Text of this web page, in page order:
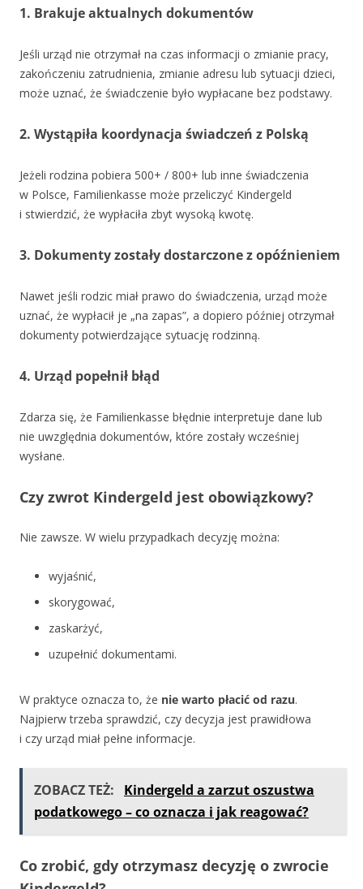
1. Brakuje aktualnych dokumentów
Jeśli urząd nie otrzymał na czas informacji o zmianie pracy,
zakończeniu zatrudnienia, zmianie adresu lub sytuacji dzieci,
może uznać, że świadczenie było wypłacane bez podstawy.
2. Wystąpiła koordynacja świadczeń z Polską
Jeżeli rodzina pobiera 500+ / 800+ lub inne świadczenia
w Polsce, Familienkasse może przeliczyć Kindergeld
i stwierdzić, że wypłaciła zbyt wysoką kwotę.
3. Dokumenty zostały dostarczone z opóźnieniem
Nawet jeśli rodzic miał prawo do świadczenia, urząd może
uznać, że wypłacił je „na zapas”, a dopiero później otrzymał
dokumenty potwierdzające sytuację rodzinną.
4. Urząd popełnił błąd
Zdarza się, że Familienkasse błędnie interpretuje dane lub
nie uwzględnia dokumentów, które zostały wcześniej
wysłane.
Czy zwrot Kindergeld jest obowiązkowy?
Nie zawsze. W wielu przypadkach decyzję można:
wyjaśnić,
skorygować,
zaskarżyć,
uzupełnić dokumentami.
W praktyce oznacza to, że nie warto płacić od razu.
Najpierw trzeba sprawdzić, czy decyzja jest prawidłowa
i czy urząd miał pełne informacje.
ZOBACZ TEŻ:
Kindergeld a zarzut oszustwa
podatkowego – co oznacza i jak reagować?
Co zrobić, gdy otrzymasz decyzję o zwrocie